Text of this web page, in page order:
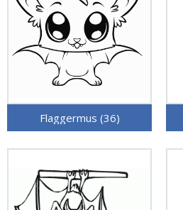
Flaggermus (36)